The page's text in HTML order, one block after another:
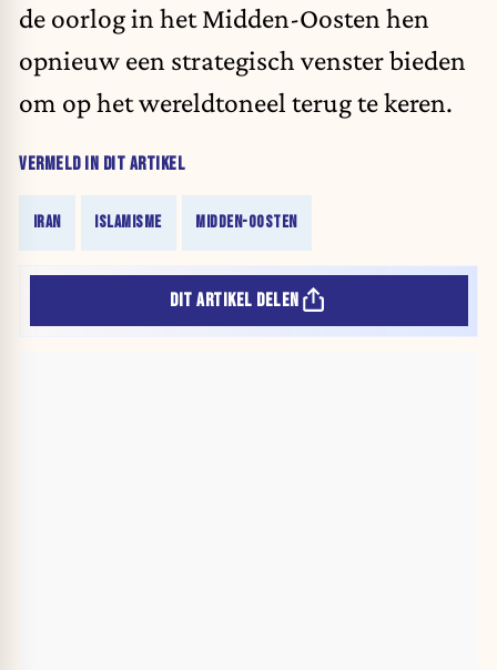
de oorlog in het Midden-Oosten hen
opnieuw een strategisch venster bieden
om op het wereldtoneel terug te keren.
VERMELD IN DIT ARTIKEL
IRAN ISLAMISME MIDDEN-OOSTEN
DIT ARTIKEL DELEN